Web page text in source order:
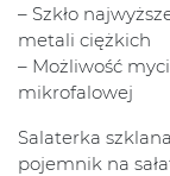
– Szkło
metali ciężkich
– Możliwość
mikrofalowej
Salaterka
pojemnik na